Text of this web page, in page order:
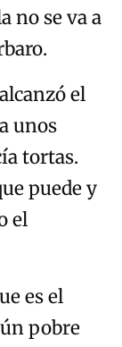
no se va a
el
unos
tortas.
puede y
el
es el
pobre